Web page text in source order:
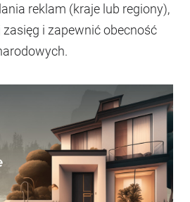
reklam (kraje lub regiony),
i zapewnić obecność